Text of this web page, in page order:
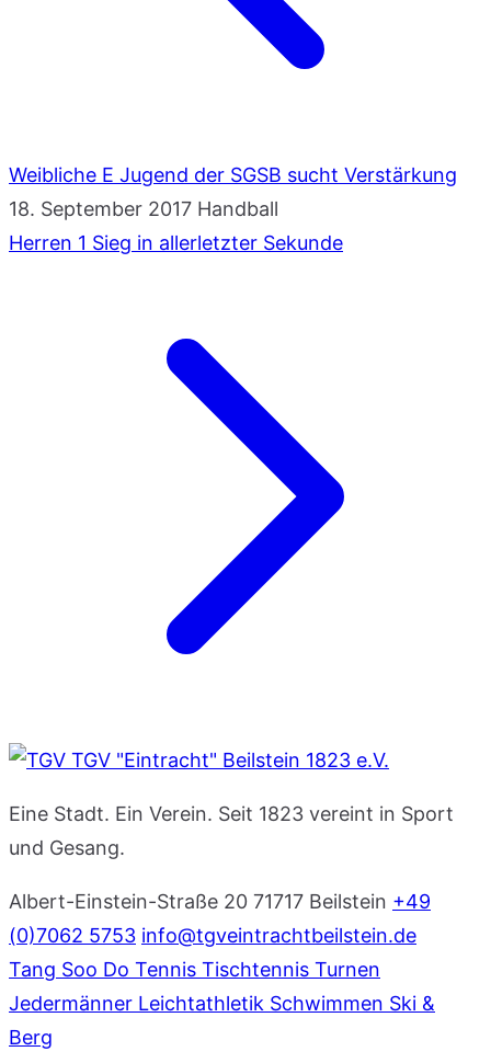
Weibliche E Jugend der SGSB sucht Verstärkung
18. September 2017 Handball
Herren 1 Sieg in allerletzter Sekunde
TGV "Eintracht" Beilstein 1823 e.V.
Eine Stadt. Ein Verein. Seit 1823 vereint in Sport
und Gesang.
Albert-Einstein-Straße 20 71717 Beilstein +49
(0)7062 5753 info@tgveintrachtbeilstein.de
Tang Soo Do Tennis Tischtennis Turnen
Jedermänner Leichtathletik Schwimmen Ski &
Berg